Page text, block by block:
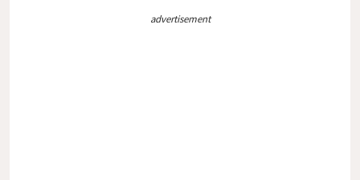
advertisement